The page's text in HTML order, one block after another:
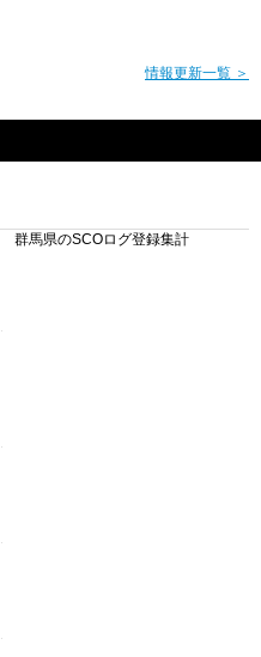
情報更新一覧 ＞
群馬県のSCOログ登録集計